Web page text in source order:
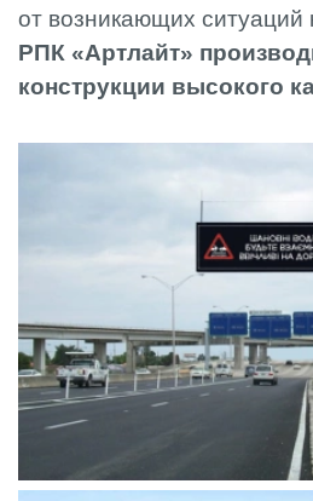
от возникающих ситуаций
РПК «Артлайт»
конструкции высокого